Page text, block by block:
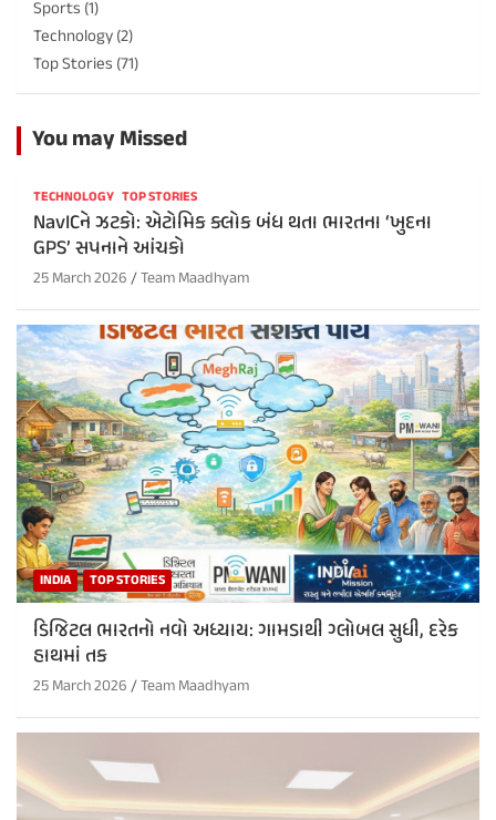
Sports (1)
Technology(2)
Top Stories (71)
You may Missed
TECHNOLOGY TOP STORIES
NavICને ઝટકો: એટોમિક ક્લોક બંધ થતા ભારતના ‘ખુદના
GPS’ સપનાને આંચકો
25 March 2026 Team Maadhyam
INDIA TOP STORIES
ડિજિટલ ભારતનો નવો અધ્યાય: ગામડાથી ગ્લોબલ સુધી, દરેક
હાથમાં તક
25 March 2026 Team Maadhyam